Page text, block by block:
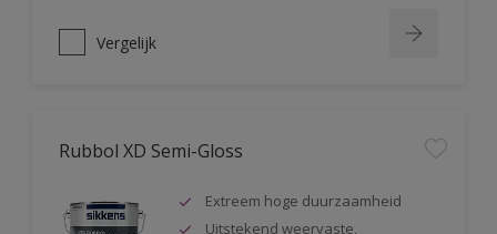
Vergelijk
Rubbol XD Semi-Gloss
Extreem hoge duurzaamheid
Uitstekend weervaste,